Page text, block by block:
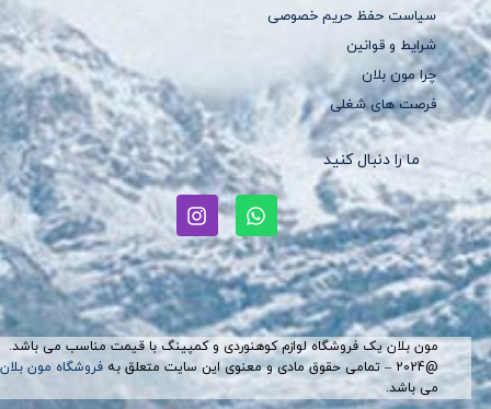
سیاست حفظ حریم خصوصی
شرایط و قوانین
چرا مون بلان
فرصت های شغلی
ما را دنبال کنید
مون بلان یک فروشگاه لوازم کوهنوردی و کمپینگ با قیمت مناسب می باشد.
@2024 – تمامی حقوق مادی و معنوی این سایت متعلق به
فروشگاه مون بلان
می باشد.